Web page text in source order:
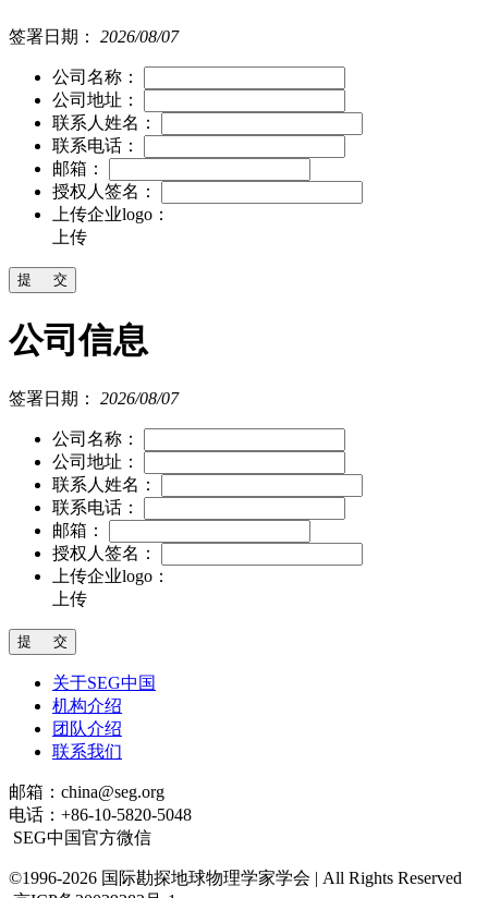
签署日期： 2026/08/07
公司名称：
公司地址：
联系人姓名：
联系电话：
邮箱：
授权人签名：
上传企业logo：
上传
公司信息
签署日期： 2026/08/07
公司名称：
公司地址：
联系人姓名：
联系电话：
邮箱：
授权人签名：
上传企业logo：
上传
关于SEG中国
机构介绍
团队介绍
联系我们
邮箱：china@seg.org
电话：+86-10-5820-5048
SEG中国官方微信
©1996-2026 国际勘探地球物理学家学会 | All Rights Reserved